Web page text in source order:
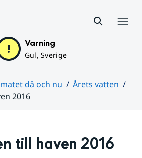
Varning
Gul, Sverige
då och nu
Årets vatten
2016
till haven 2016